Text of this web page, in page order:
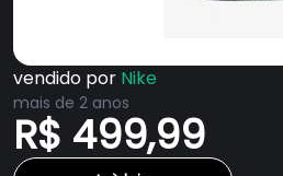
vendido por Nike
mais de 2 anos
R$ 499,99